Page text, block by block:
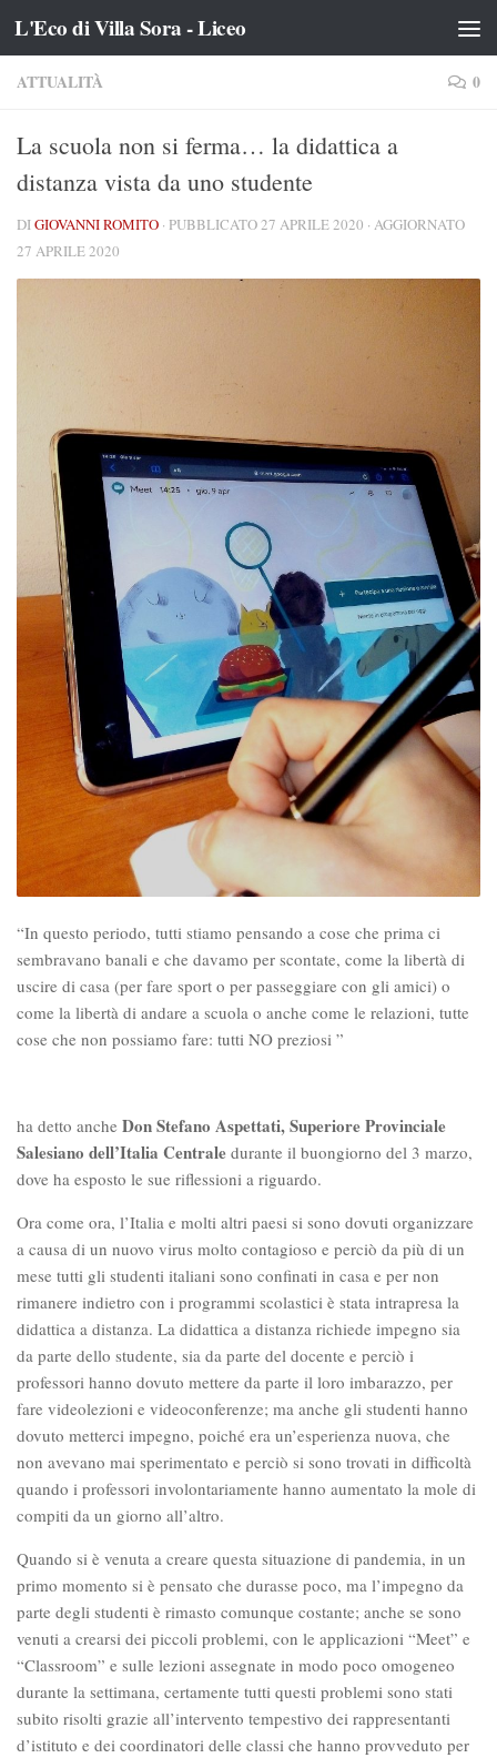
Salta al contenuto
L'Eco di Villa Sora - Liceo
ATTUALITÀ 0
La scuola non si ferma… la didattica a
distanza vista da uno studente
DIGIOVANNI ROMITO · PUBBLICATO27 APRILE 2020 · AGGIORNATO
27 APRILE 2020
“In questo periodo, tutti stiamo pensando a cose che prima ci
sembravano banali e che davamo per scontate, come la libertà di
uscire di casa (per fare sport o per passeggiare con gli amici) o
come la libertà di andare a scuola o anche come le relazioni, tutte
cose che non possiamo fare: tutti NO preziosi ”
ha detto anche Don Stefano Aspettati, Superiore Provinciale
Salesiano dell’Italia Centrale durante il buongiorno del 3 marzo,
dove ha esposto le sue riflessioni a riguardo.
Ora come ora, l’Italia e molti altri paesi si sono dovuti organizzare
a causa di un nuovo virus molto contagioso e perciò da più di un
mese tutti gli studenti italiani sono confinati in casa e per non
rimanere indietro con i programmi scolastici è stata intrapresa la
didattica a distanza. La didattica a distanza richiede impegno sia
da parte dello studente, sia da parte del docente e perciò i
professori hanno dovuto mettere da parte il loro imbarazzo, per
fare videolezioni e videoconferenze; ma anche gli studenti hanno
dovuto metterci impegno, poiché era un’esperienza nuova, che
non avevano mai sperimentato e perciò si sono trovati in difficoltà
quando i professori involontariamente hanno aumentato la mole di
compiti da un giorno all’altro.
Quando si è venuta a creare questa situazione di pandemia, in un
primo momento si è pensato che durasse poco, ma l’impegno da
parte degli studenti è rimasto comunque costante; anche se sono
venuti a crearsi dei piccoli problemi, con le applicazioni “Meet” e
“Classroom” e sulle lezioni assegnate in modo poco omogeneo
durante la settimana, certamente tutti questi problemi sono stati
subito risolti grazie all’intervento tempestivo dei rappresentanti
d’istituto e dei coordinatori delle classi che hanno provveduto per